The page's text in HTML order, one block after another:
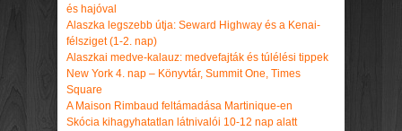
és hajóval
Alaszka legszebb útja: Seward Highway és a Kenai-
félsziget (1-2. nap)
Alaszkai medve-kalauz: medvefajták és túlélési tippek
New York 4. nap – Könyvtár, Summit One, Times
Square
A Maison Rimbaud feltámadása Martinique-en
Skócia kihagyhatatlan látnivalói 10-12 nap alatt